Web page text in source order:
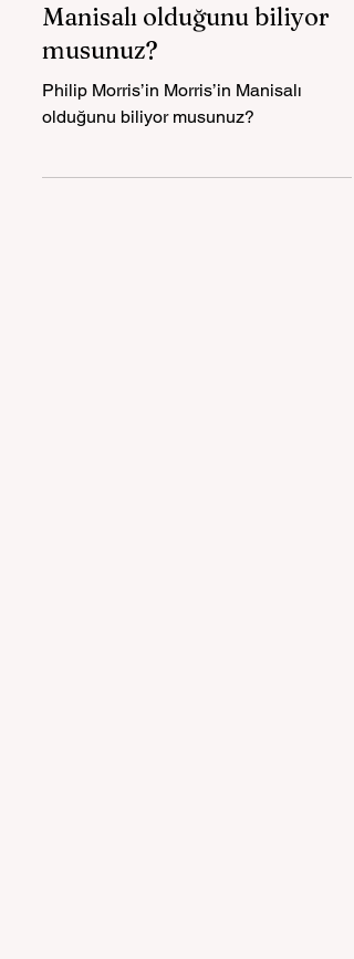
Philip Morris’in Morris’in
Manisalı olduğunu biliyor
musunuz?
olduğunu biliyor musunuz?